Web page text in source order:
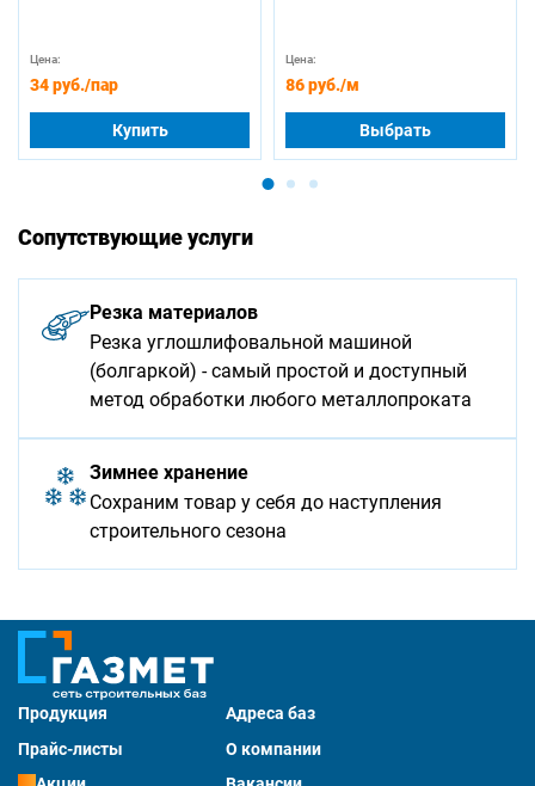
Цена:
34 руб./пар
Купить
Цена:
86 руб./м
Выбрать
Сопутствующие услуги
Резка материалов
Резка углошлифовальной машиной
(болгаркой) - самый простой и доступный
метод обработки любого металлопроката
Зимнее хранение
Сохраним товар у себя до наступления
строительного сезона
Продукция
Адреса баз
Прайс-листы
О компании